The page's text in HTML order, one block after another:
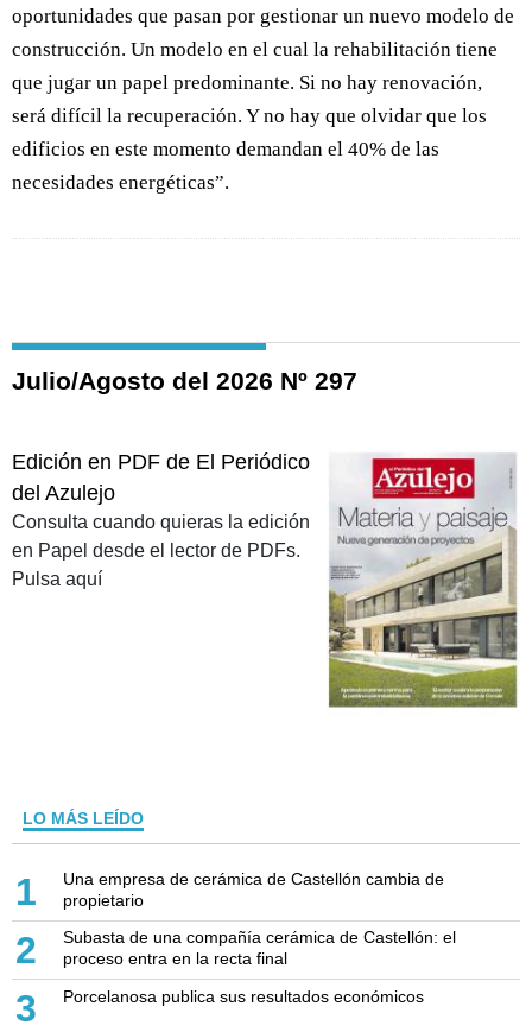
oportunidades que pasan por gestionar un nuevo modelo de
construcción. Un modelo en el cual la rehabilitación tiene
que jugar un papel predominante. Si no hay renovación,
será difícil la recuperación. Y no hay que olvidar que los
edificios en este momento demandan el 40% de las
necesidades energéticas”.
Julio/Agosto del 2026 Nº 297
Edición en PDF de El Periódico
del Azulejo
Consulta cuando quieras la edición
en Papel desde el lector de PDFs.
Pulsa aquí
LO MÁS LEÍDO
1
Una empresa de cerámica de Castellón cambia de
propietario
2
Subasta de una compañía cerámica de Castellón: el
proceso entra en la recta final
3 Porcelanosa publica sus resultados económicos